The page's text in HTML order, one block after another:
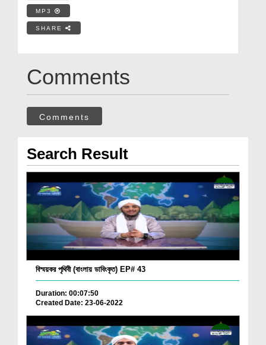
MP3
SHARE
Comments
Comments
Search Result
বিস্ময়কর পৃথিবী (বাংলায় ডাবিংকৃত) EP# 43
Duration: 00:07:50
Created Date: 23-06-2022